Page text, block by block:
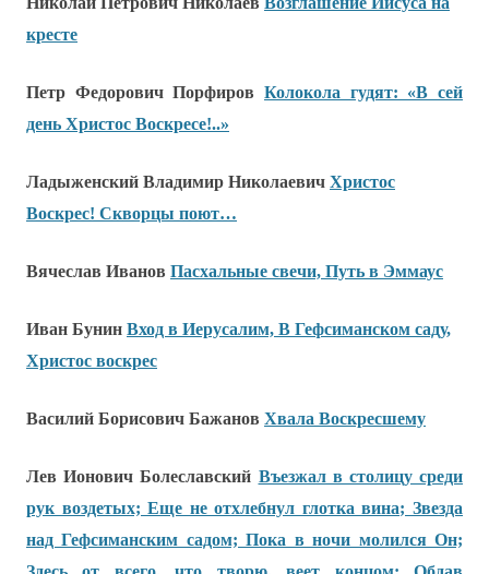
кресте
Петр Федорович Порфиров Колокола гудят: «В сей
день Христос Воскресе!..»
Ладыженский Владимир Николаевич Христос
Воскрес! Скворцы поют…
Вячеслав Иванов Пасхальные свечи, Путь в Эммаус
Иван Бунин Вход в Иерусалим, В Гефсиманском саду,
Христос воскрес
Василий Борисович Бажанов Хвала Воскресшему
Лев Ионович Болеславский Въезжал в столицу среди
рук воздетых; Еще не отхлебнул глотка вина; Звезда
над Гефсиманским садом; Пока в ночи молился Он;